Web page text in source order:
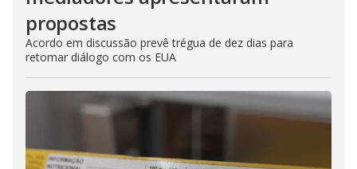
propostas
Acordo em discussão prevê trégua de dez dias para
retomar diálogo com os EUA